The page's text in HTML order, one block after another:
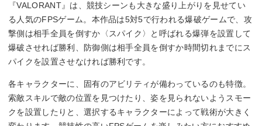
『VALORANT』は、競技シーンも大きな盛り上がりを見せてい
る人気のFPSゲーム。本作品は5対5で行われる爆破ゲームで、攻
撃側は相手全員を倒すか〈スパイク〉と呼ばれる爆弾を設置して
爆破させれば勝利、防御側は相手全員を倒すか時間切れまでにス
パイクを設置させなければ勝利です。
各キャラクターに、固有のアビリティが備わっているのも特徴。
索敵スキルで敵の位置を見つけたり、姿を見られないようスモー
クを設置したりと、選択するキャラクターによって戦術が大きく